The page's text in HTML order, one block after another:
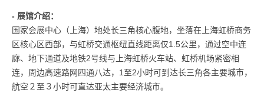
- 展馆介绍：
国家会展中心（上海）地处长三角核心腹地，坐落在上海虹桥商务
区核心区西部，与虹桥交通枢纽直线距离仅1.5公里，通过空中连
廊、地下通道及地铁2号线与上海虹桥火车站、虹桥机场紧密相
连，周边高速路网四通八达，1至2小时可到达长三角各主要城市，
航空２至３小时可直达亚太主要经济城市。